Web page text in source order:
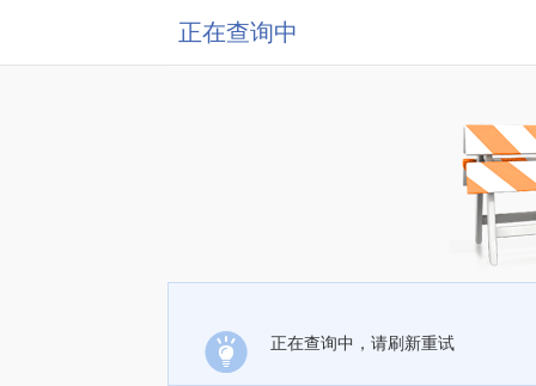
正在查询中
正在查询中，请刷新重试